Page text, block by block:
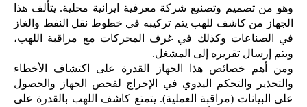
وهو من تصميم وتصنيع شركة معرفية ايرانية محلية. يتألف هذا
الجهاز من كاشف للهب يتم تركيبه في خطوط نقل النفط والغاز
في الصناعات وكذلك في غرف المحركات مع مراقبة اللهب،
ويتم إرسال تقريره إلى المشغل.
ومن أهم خصائص هذا الجهاز القدرة على اكتشاف الأخطاء
والتحذير والتحكم اليدوي في الإخراج لفحص الجهاز والحصول
على البيانات (مراقبة العملية). يتمتع كاشف اللهب بالقدرة على